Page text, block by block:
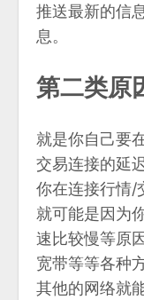
推送最新的信
息。
第二类原
就是你自己要
交易连接的延
你在连接行情/
就可能是因为
速比较慢等原
宽带等等各种
其他的网络就